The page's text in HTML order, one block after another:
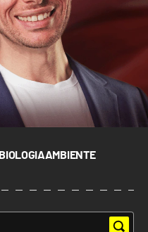
BIOLOGIAAMBIENTE